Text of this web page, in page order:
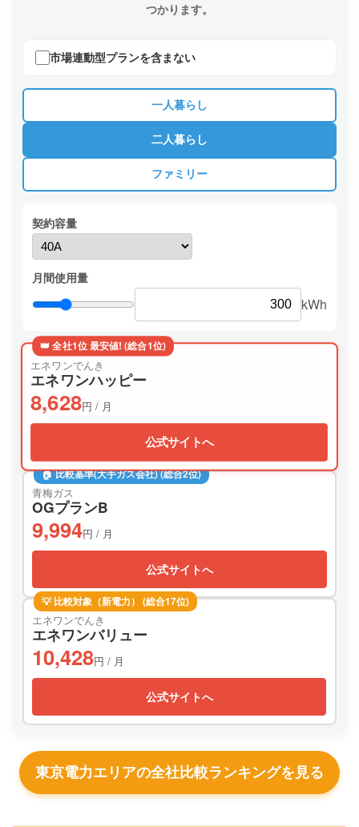
つかります。
市場連動型プランを含まない
一人暮らし
二人暮らし
ファミリー
契約容量
月間使用量
kWh
👑 全社1位 最安値! (総合1位)
エネワンでんき
エネワンハッピー
8,628円 / 月
公式サイトへ
🏠 比較基準(大手ガス会社) (総合2位)
青梅ガス
OGプランB
9,994円 / 月
公式サイトへ
💡 比較対象（新電力） (総合17位)
エネワンでんき
エネワンバリュー
10,428円 / 月
公式サイトへ
東京電力エリアの全社比較ランキングを見る